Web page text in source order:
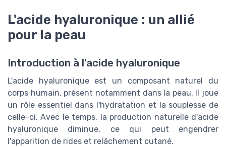
L'acide hyaluronique : un allié
pour la peau
Introduction à l'acide hyaluronique
L'acide hyaluronique est un composant naturel du
corps humain, présent notamment dans la peau. Il joue
un rôle essentiel dans l'hydratation et la souplesse de
celle-ci. Avec le temps, la production naturelle d'acide
hyaluronique diminue, ce qui peut engendrer
l'apparition de rides et relâchement cutané.